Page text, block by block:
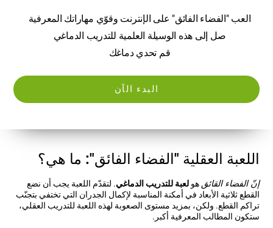
العب "الفضاء الفائق" على الإنترنت وقوّي مهاراتك المعرفية
صل إلى هذه الوسيلة العلمية للتدريب الدماغي
قم تحدي دماغك
البدء الآن
اللعبة العقلية "الفضاء الفائق": ما هي؟
إنّ الفضاء القائقهولعبة للتدريب الدماغي. لتقدّم اللعبة يجب أن نضع
القطع ثلاثية الأبعاد في أمكنة المناسبة لإكمال الجدران التي تختفي بتجنّب
تراكم القطع. ولكن، بمزيد مستوى الصعوبة لهذه اللعبة للتدريب العقلي،
ستكون المطالب المعرفية أكبر.